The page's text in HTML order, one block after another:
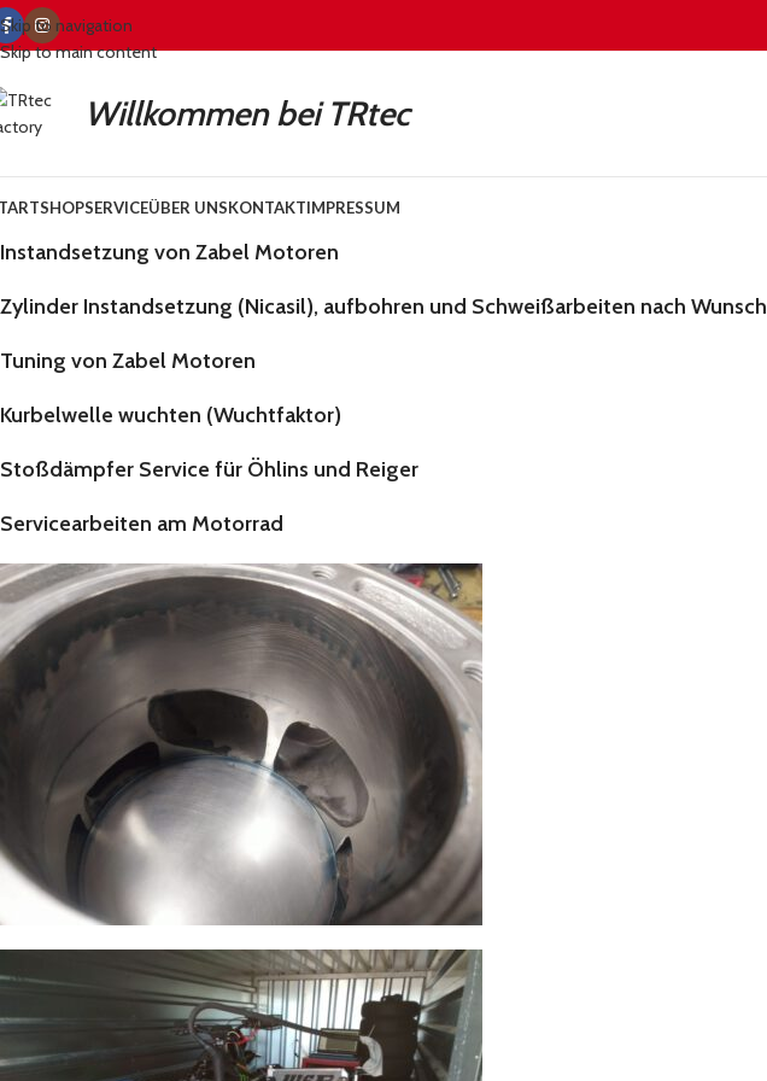
Skip to navigation
Skip to main content
Willkommen bei TRtec
SHOPSERVICEÜBER UNSKONTAKTIMPRESSUM
Instandsetzung von Zabel Motoren
Zylinder Instandsetzung (Nicasil), aufbohren und Schweißarbeiten nach Wunsch
Tuning von Zabel Motoren
Kurbelwelle wuchten (Wuchtfaktor)
Stoßdämpfer Service für Öhlins und Reiger
Servicearbeiten am Motorrad